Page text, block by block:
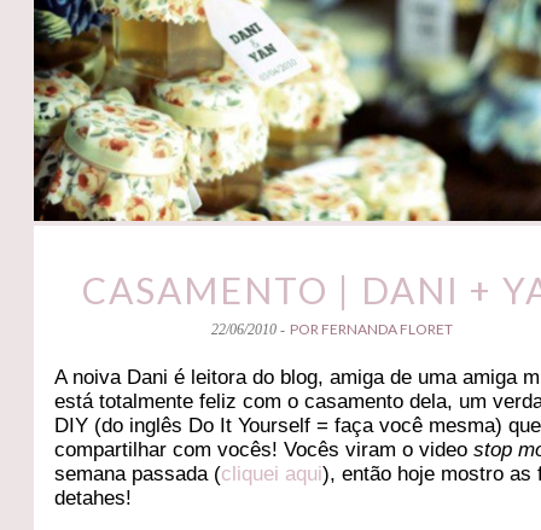
CASAMENTO | DANI +
22/06/2010 - POR FERNANDA FLORET
A noiva Dani é leitora do blog, amiga de uma amiga
está totalmente feliz com o casamento dela, um
DIY (do inglês Do It Yourself = faça você mesma)
compartilhar com vocês! Vocês viram o videostop
semana passada (cliquei aqui), então hoje mostro as
detahes!